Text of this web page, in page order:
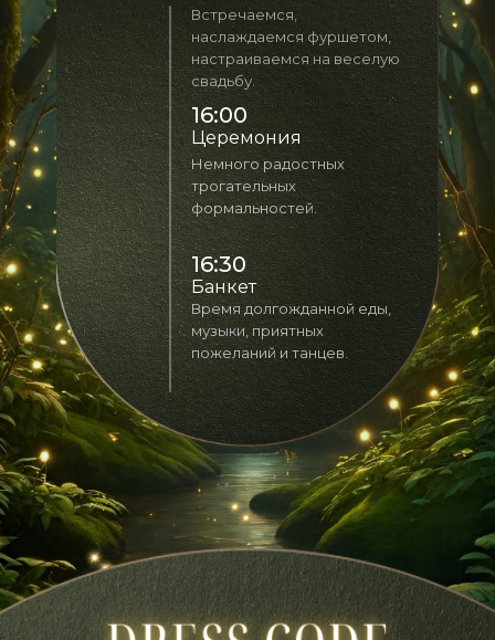
Встречаемся,
наслаждаемся фуршетом,
настраиваемся на веселую
свадьбу.
16:00
Церемония
Немного радостных
трогательных
формальностей.
16:30
Банкет
Время долгожданной еды,
музыки, приятных
пожеланий и танцев.